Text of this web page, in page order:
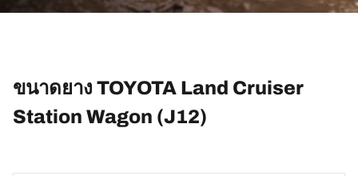
ขนาดยาง TOYOTA Land Cruiser
Station Wagon (J12)